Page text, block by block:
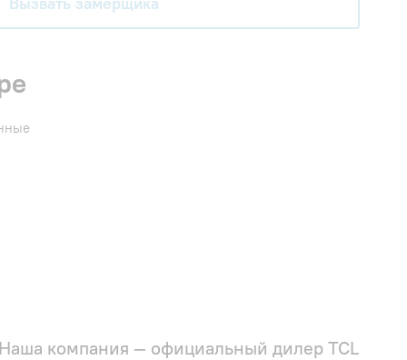
Наша компания — официальный дилер TCL